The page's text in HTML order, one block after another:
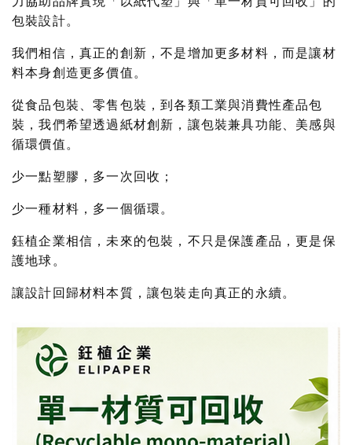
包裝設計。
我們相信，真正的創新，不是增加更多材料，而是讓材
料本身創造更多價值。
從食品包裝、零售包裝，到各類工業與消費性產品包
裝，我們希望透過紙材創新，讓包裝兼具功能、美感與
循環價值。
少一點塑膠，多一次回收；
少一種材料，多一個循環。
鈺植企業相信，未來的包裝，不只是保護產品，更是保
護地球。
讓設計回歸材料本質，讓包裝走向真正的永續。